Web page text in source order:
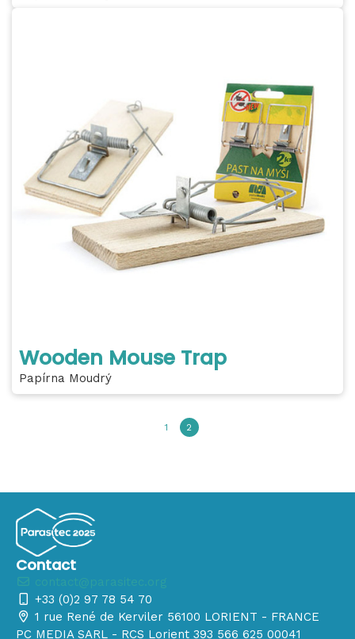
Wooden Mouse Trap
Papírna Moudrý
1 2
Contact
+33 (0)2 97 78 54 70
1 rue René de Kerviler 56100 LORIENT - FRANCE
PC MEDIA SARL - RCS Lorient 393 566 625 00041